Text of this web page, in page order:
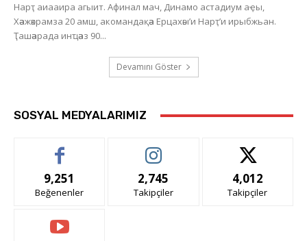
Нарҭ аиааира агыит. Афинал мач, Динамо астадиум аҿы,
Хәажәкрамза 20 амш, акомандақәа Ерцахәы’и Нарҭ’и ирыбжьан.
Ҭашәарада инҵәаз 90...
Devamını Göster
SOSYAL MEDYALARIMIZ
9,251
Beğenenler
2,745
Takipçiler
4,012
Takipçiler